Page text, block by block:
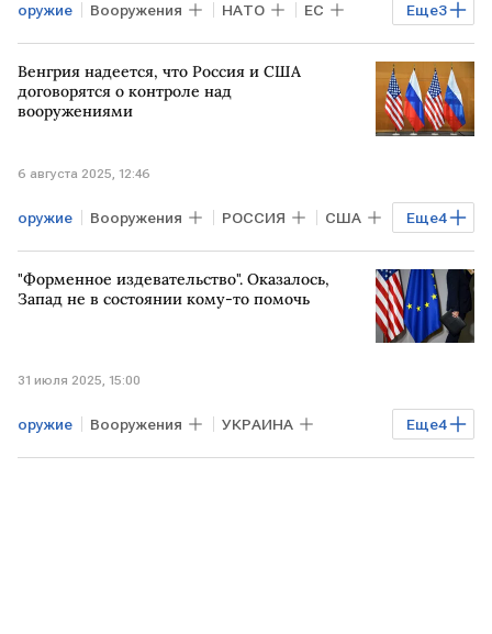
Еще3
оружие Вооружения НАТО ЕС
США Пентагон
поставки оружия Украине
Венгрия надеется, что Россия и США
договорятся о контроле над
вооружениями
6 августа 2025, 12:46
Еще4
оружие Вооружения РОССИЯ США
ВЕНГРИЯ Петер Сийярто
Дональд Трамп Стив Уиткофф
"Форменное издевательство". Оказалось,
Запад не в состоянии кому-то помочь
31 июля 2025, 15:00
Еще4
оружие Вооружения УКРАИНА
Евросоюз США